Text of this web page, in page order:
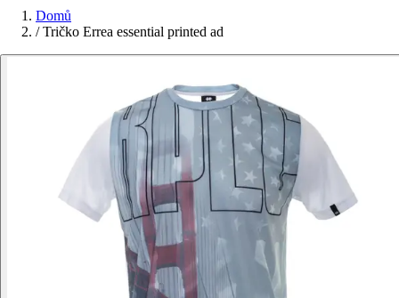
Domů
/ Tričko Errea essential printed ad